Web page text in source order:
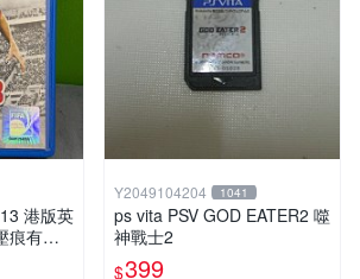
港版英
痕有圖
港版 游
Y2049104204 1041
ps vita PSV GOD EATER2 噬
神戰士2
$399